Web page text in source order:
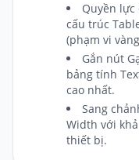
Quyền
cấu trúc
(phạm vi
Gắn nút
bảng tính
cao nhất.
Sang
Width với
thiết bị.